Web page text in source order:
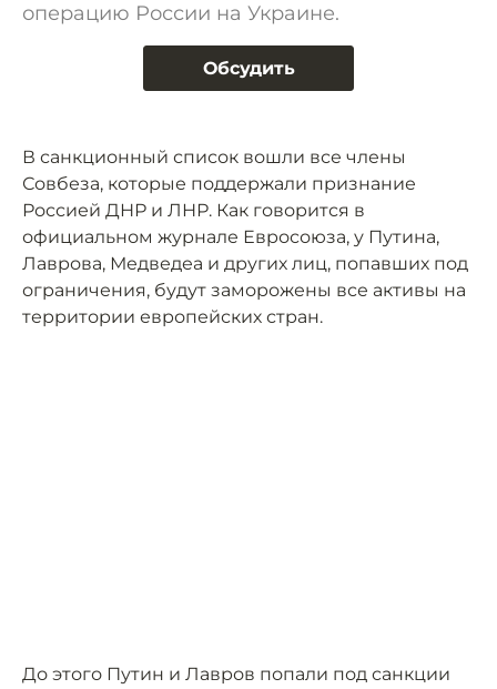
операцию России на Украине.
Обсудить
В санкционный список вошли все члены
Совбеза, которые поддержали признание
Россией ДНР и ЛНР. Как говорится в
официальном журнале Евросоюза, у Путина,
Лаврова, Медведеа и других лиц, попавших под
ограничения, будут заморожены все активы на
территории европейских стран.
До этого Путин и Лавров попали под санкции